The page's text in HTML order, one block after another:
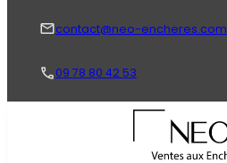
contact@neo-encheres.com
09 78 80 42 53